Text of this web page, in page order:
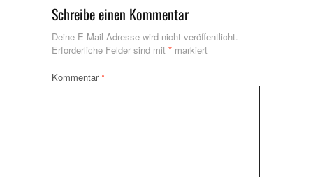
Schreibe einen Kommentar
Deine E-Mail-Adresse wird nicht veröffentlicht.
Erforderliche Felder sind mit * markiert
Kommentar*